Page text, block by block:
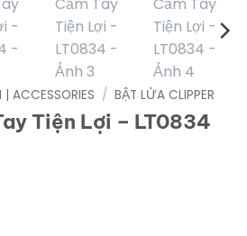
| ACCESSORIES / BẬT LỬA CLIPPER
Tiện Lợi – LT0834